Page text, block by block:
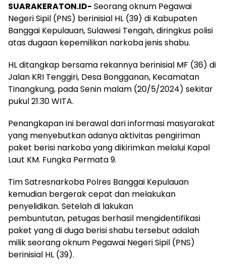
SUARAKERATON.ID- Seorang oknum Pegawai
Negeri Sipil (PNS) berinisial HL (39) di Kabupaten
Banggai Kepulauan, Sulawesi Tengah, diringkus polisi
atas dugaan kepemilikan narkoba jenis shabu.
HL ditangkap bersama rekannya berinisial MF (36) di
Jalan KRI Tenggiri, Desa Bongganan, Kecamatan
Tinangkung, pada Senin malam (20/5/2024) sekitar
pukul 21.30 WITA.
Penangkapan ini berawal dari informasi masyarakat
yang menyebutkan adanya aktivitas pengiriman
paket berisi narkoba yang dikirimkan melalui Kapal
Laut KM. Fungka Permata 9.
Tim Satresnarkoba Polres Banggai Kepulauan
kemudian bergerak cepat dan melakukan
penyelidikan. Setelah di lakukan
pembuntutan, petugas berhasil mengidentifikasi
paket yang di duga berisi shabu tersebut adalah
milik seorang oknum Pegawai Negeri Sipil (PNS)
berinisial HL (39).